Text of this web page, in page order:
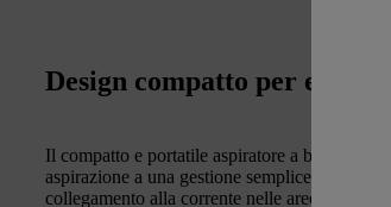
Design compatto per
Il compatto e portatile aspiratore a batteria
aspirazione a una gestione semplice e
collegamento alla corrente nelle aree vicine